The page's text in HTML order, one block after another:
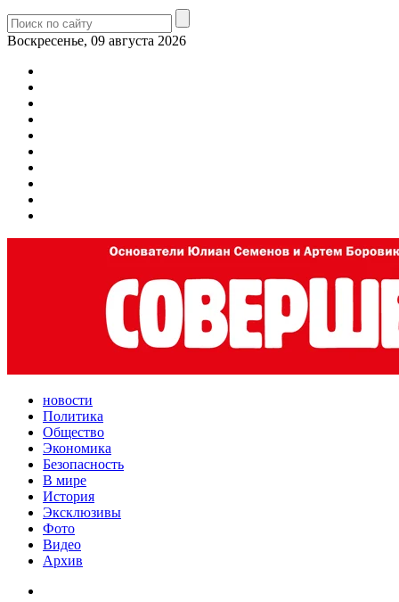
Воскресенье, 09 августа 2026
новости
Политика
Общество
Экономика
Безопасность
В мире
История
Эксклюзивы
Фото
Видео
Архив